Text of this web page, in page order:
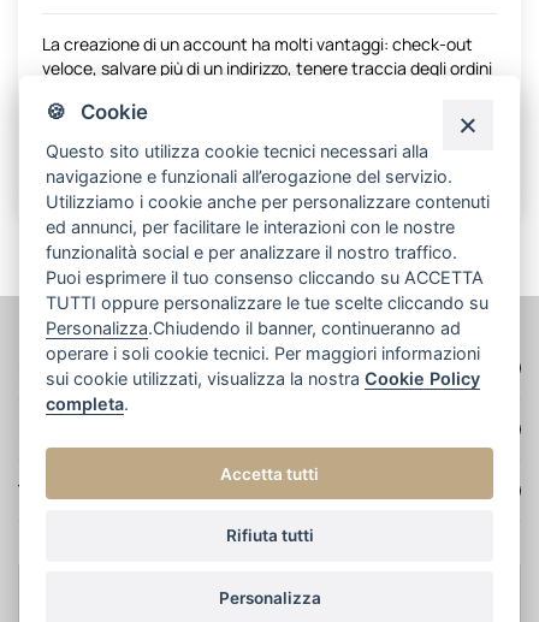
La creazione di un account ha molti vantaggi: check-out
veloce, salvare più di un indirizzo, tenere traccia degli ordini
CREA UN ACCOUNT
DATI AZIENDALI
TERMINI E CONDIZIONI
🍪 Cookie
Questo sito utilizza cookie tecnici necessari alla
navigazione e funzionali all’erogazione del servizio.
Utilizziamo i cookie anche per personalizzare contenuti
ed annunci, per facilitare le interazioni con le nostre
funzionalità social e per analizzare il nostro traffico.
Puoi esprimere il tuo consenso cliccando su ACCETTA
TUTTI oppure personalizzare le tue scelte cliccando su
Personalizza.Chiudendo il banner, continueranno ad
operare i soli cookie tecnici. Per maggiori informazioni
sui cookie utilizzati, visualizza la nostraCookie Policy
completa.
Accetta tutti
Rifiuta tutti
Personalizza